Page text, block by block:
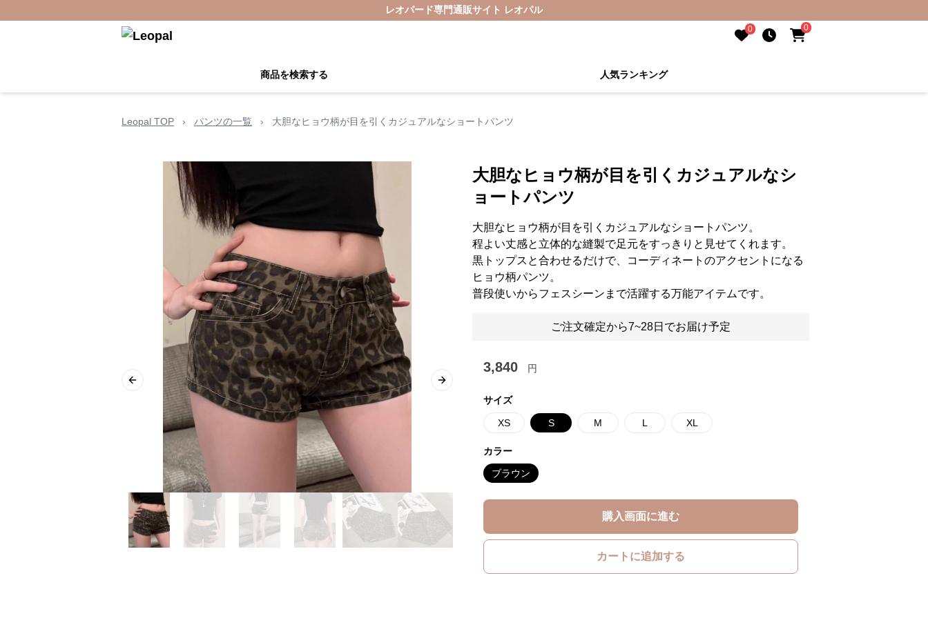
レオパード専門通販サイト レオパル
0 0
商品を検索する 人気ランキング
Leopal TOP › パンツの一覧 › 大胆なヒョウ柄が目を引くカジュアルなショートパンツ
Previous slide Next slide
大胆なヒョウ柄が目を引くカジュアルなシ
ョートパンツ
大胆なヒョウ柄が目を引くカジュアルなショートパンツ。
程よい丈感と立体的な縫製で足元をすっきりと見せてくれます。
黒トップスと合わせるだけで、コーディネートのアクセントになる
ヒョウ柄パンツ。
普段使いからフェスシーンまで活躍する万能アイテムです。
ご注文確定から7~28日でお届け予定
3,840 円
サイズ
XS S M L XL
カラー
ブラウン
購入画面に進む
カートに追加する